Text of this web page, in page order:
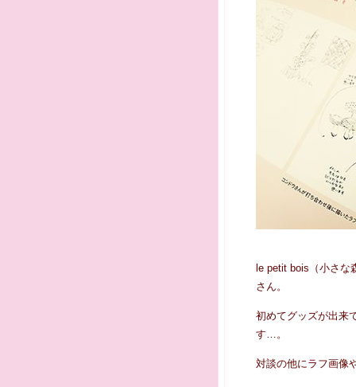
le petit bois（小さな
さん。
初めてグッズが出来
す…。
対談の他にラフ画像